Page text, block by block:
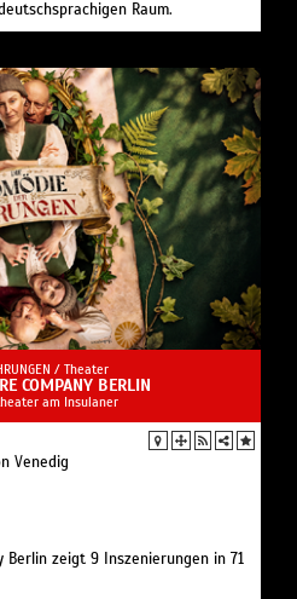
Raum.
/ Theater
COMPANY BERLIN
am Insulaner
Venedig
Berlin zeigt 9 Inszenierungen in 71